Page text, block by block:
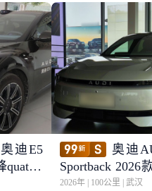
迪E5
quattro
奥迪
Sportback 2026
uattro型
2026年 100公里 武汉